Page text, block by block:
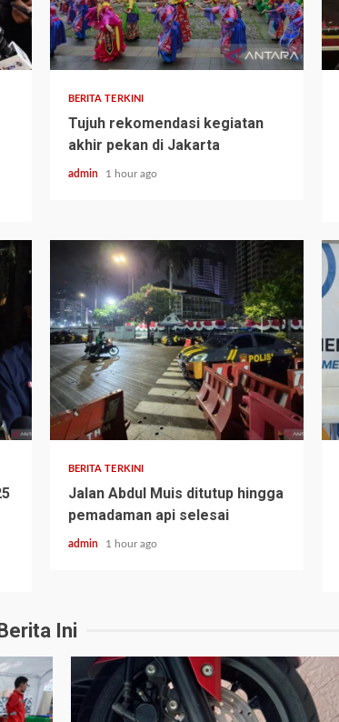
BERITA TERKINI
Tujuh rekomendasi kegiatan
akhir pekan di Jakarta
admin 1 hour ago
BERITA TERKINI
Jalan Abdul Muis ditutup hingga
pemadaman api selesai
admin 1 hour ago
Ini